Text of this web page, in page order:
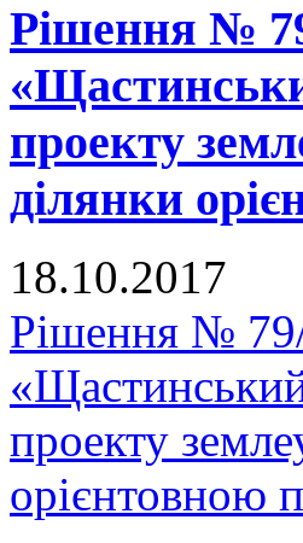
Рішення №
проекту
ділянки
18.10.2017
Рішення №
проекту
орієнтовною